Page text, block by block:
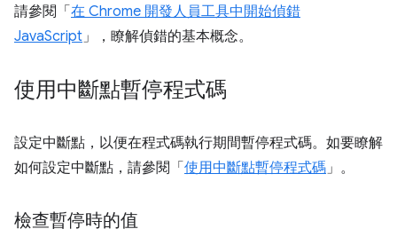
請參閱「 在 Chrome 開發人員工具中開始偵錯
JavaScript」，瞭解偵錯的基本概念。
使用中斷點暫停程式碼
設定中斷點，以便在程式碼執行期間暫停程式碼。如要瞭解
如何設定中斷點，請參閱「 使用中斷點暫停程式碼」。
檢查暫停時的值